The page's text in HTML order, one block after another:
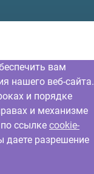
вам
нашего веб-сайта.
и порядке
и механизме
ссылке cookie-
даете разрешение